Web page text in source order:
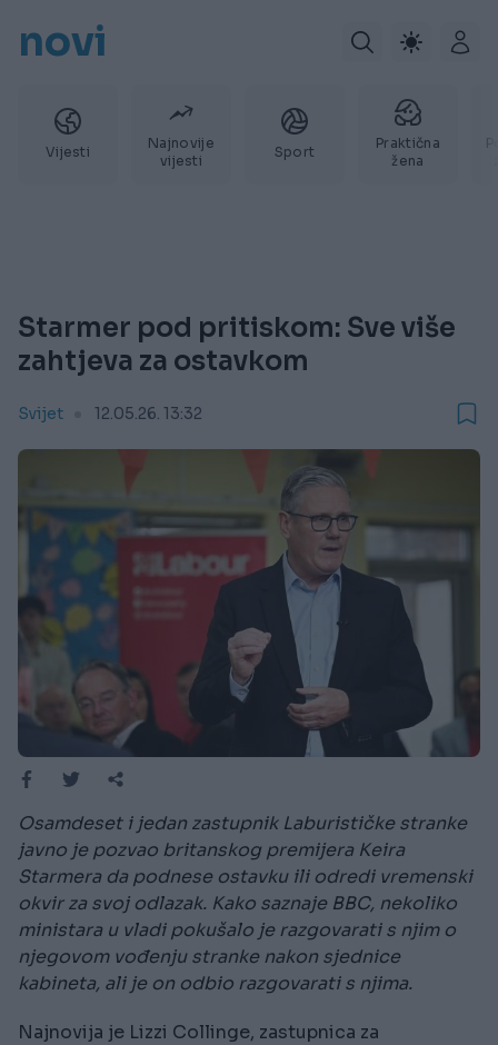
novi
Vijesti
Najnovije
vijesti
Sport
Praktična
žena
Starmer pod pritiskom: Sve više
zahtjeva za ostavkom
Svijet 12.05.26. 13:32
Osamdeset i jedan zastupnik Laburističke stranke
javno je pozvao britanskog premijera Keira
Starmera da podnese ostavku ili odredi vremenski
okvir za svoj odlazak. Kako saznaje BBC, nekoliko
ministara u vladi pokušalo je razgovarati s njim o
njegovom vođenju stranke nakon sjednice
kabineta, ali je on odbio razgovarati s njima.
Najnovija je Lizzi Collinge, zastupnica za